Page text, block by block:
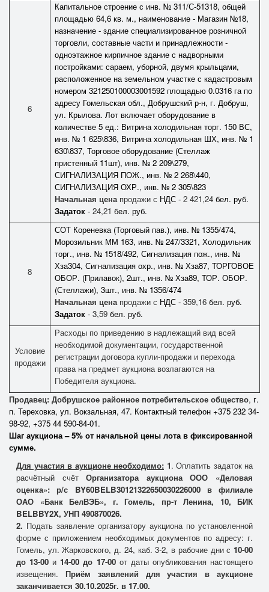
6
Капитальное строение с инв. № 311/С-51318, общей
площадью 64,6 кв. м., наименование - Магазин №18,
назначение - здание специализированное розничной
торговли, составные части и принадлежности -
одноэтажное кирпичное здание с надворными
постройками: сараем, уборной, двумя крыльцами,
расположенное на земельном участке с кадастровым
номером 321250100003001592 площадью 0.0316 га по
адресу Гомельская обл., Добрушский р-н, г. Добруш,
ул. Крылова. Лот включает оборудование в
количестве 5 ед.: Витрина холодильная торг. 150 ВС,
инв. № 1 625\836, Витрина холодильная ШХ, инв. № 1
630\837, Торговое оборудование (Стеллаж
пристенный 11шт), инв. № 2 209\279,
СИГНАЛИЗАЦИЯ ПОЖ., инв. № 2 268\440,
СИГНАЛИЗАЦИЯ ОХР., инв. № 2 305\823
Начальная ценапродажи с НДС -2 421,24бел. руб.
Задаток -24,21бел. руб.
8
СОТ Кореневка (Торговый пав.), инв. № 1355/474,
Морозильник ММ 163, инв. № 247/3321, Холодильник
торг., инв. № 1518/492, Сигнализация пож., инв. №
Хза304, Сигнализация охр., инв. № Хза87, ТОРГОВОЕ
ОБОР. (Прилавок), 2шт., инв. № Хза89, ТОР. ОБОР.
(Стеллажи), 3шт., инв. № 1356/474
Начальная ценапродажи с НДС -359,16 бел. руб.
Задаток -3,59бел. руб.
Условие
продажи
Расходы по приведению в надлежащий вид всей
необходимой документации, государственной
регистрации договора купли-продажи и перехода
права на предмет аукциона возлагаются на
Победителя аукциона.
Продавец: Добрушское районное потребительское общество, г.
п. Тереховка, ул. Вокзальная, 47. Контактный телефон +375 232 34-
98-92, +375 44 590-84-01.
Шаг аукциона – 5% от начальной цены лота в фиксированной
сумме.
Для участия в аукционе необходимо: 1. Оплатить задаток на
расчётный счётОрганизатора аукциона ООО «Деловая
оценка»: р/с BY60BELB30121322650030226000 в филиале
ОАО «Банк БелВЭБ», г. Гомель, пр-т Ленина, 10, БИК
BELBBY2X, УНП 490870026.
2. Подать заявление организатору аукциона по установленной
форме с приложением необходимых документов по адресу: г.
Гомель, ул. Жарковского, д. 24, каб. 3-2, в рабочие дни с 10-00
до 13-00 и 14-00 до 17-00от даты опубликования настоящего
извещения. Приём заявлений для участия в аукционе
заканчивается 30.10.2025г. в 17.00.